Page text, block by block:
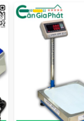
pinhoặc nguồn
thị sai số:Kiểm tra
bỏ bụi bẩn.
năng tare hoặc
bảo cân đặt trên
cảm biến.
sách hướng